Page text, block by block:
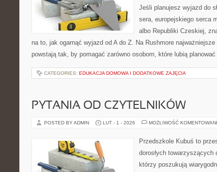
Jeśli planujesz wyjazd do
sera, europejskiego serca
albo Republiki Czeskiej,
na to, jak ogarnąć wyjazd od A do Z. Na Rushmore
powstają tak, by pomagać zarówno osobom, które lubią
CATEGORIES: EDUKACJA DOMOWA I DODATKOWE ZAJĘCIA
PYTANIA OD CZYTELNIKÓW
POSTED BY ADMIN LUT - 1 - 2026 MOŻLIWOŚĆ
Przedszkole Kubuś to
dorosłych
którzy poszukują